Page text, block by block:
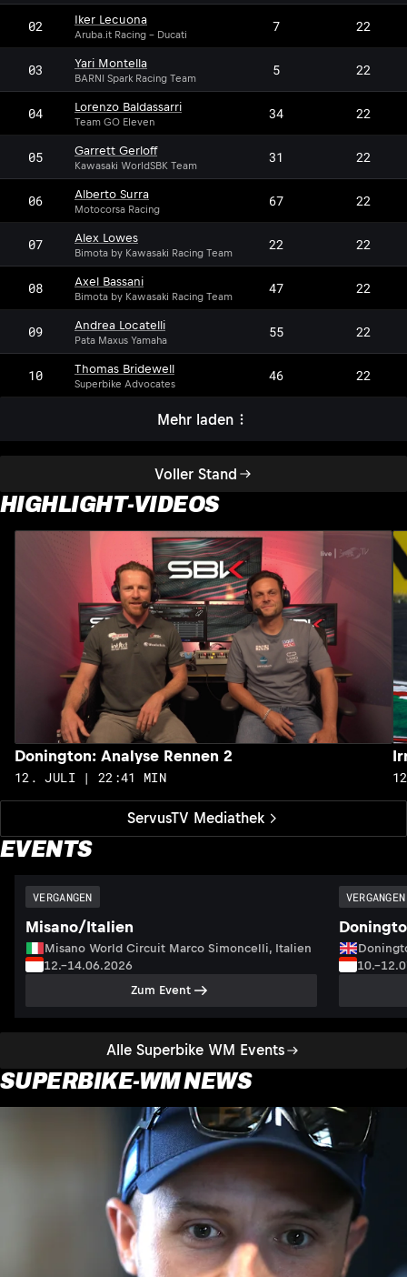
Voller Stand
02 Iker Lecuona
Aruba.it Racing - Ducati 7 22
03 Yari Montella
BARNI Spark Racing Team 5 22
04 Lorenzo Baldassarri
Team GO Eleven 34 22
05 Garrett Gerloff
Kawasaki WorldSBK Team 31 22
06 Alberto Surra
Motocorsa Racing 67 22
07 Alex Lowes
Bimota by Kawasaki Racing Team 22 22
08 Axel Bassani
Bimota by Kawasaki Racing Team 47 22
09 Andrea Locatelli
Pata Maxus Yamaha 55 22
10 Thomas Bridewell
Superbike Advocates 46 22
Mehr laden
HIGHLIGHT-VIDEOS
ServusTV Mediathek
Donington: Analyse Rennen 2
12. JULI | 22:41 MIN
EVENTS
Alle Superbike WM Events
VERGANGEN
Misano/Italien
Misano World Circuit Marco Simoncelli, Italien
12.–14.06.2026
Zum Event
VERGANGEN
SUPERBIKE-WM NEWS